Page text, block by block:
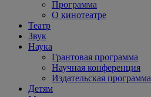
Программа
О кинотеатре
Театр
Звук
Наука
Грантовая программа
Научная конференция
Издательская программа
Детям